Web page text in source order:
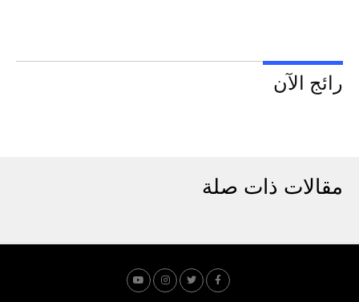
رائج الآن
مقالات ذات صلة